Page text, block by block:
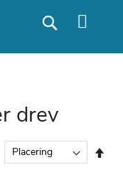
Search
drev